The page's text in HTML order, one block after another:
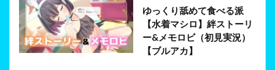
ゆっくり舐めて食べる派
【水着マシロ】絆ストーリ
ー&メモロビ（初見実況）
【ブルアカ】